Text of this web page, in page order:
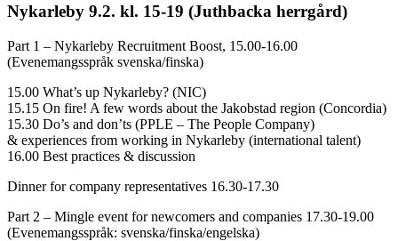
Nykarleby 9.2. kl. 15-19 (Juthbacka herrgård)
Part 1 – Nykarleby Recruitment Boost, 15.00-16.00
(Evenemangsspråk svenska/finska)
15.00 What’s up Nykarleby? (NIC)
15.15 On fire! A few words about the Jakobstad region (Concordia)
15.30 Do’s and don’ts (PPLE – The People Company)
& experiences from working in Nykarleby (international talent)
16.00 Best practices & discussion
Dinner for company representatives 16.30-17.30
Part 2 – Mingle event for newcomers and companies 17.30-19.00
(Evenemangsspråk: svenska/finska/engelska)